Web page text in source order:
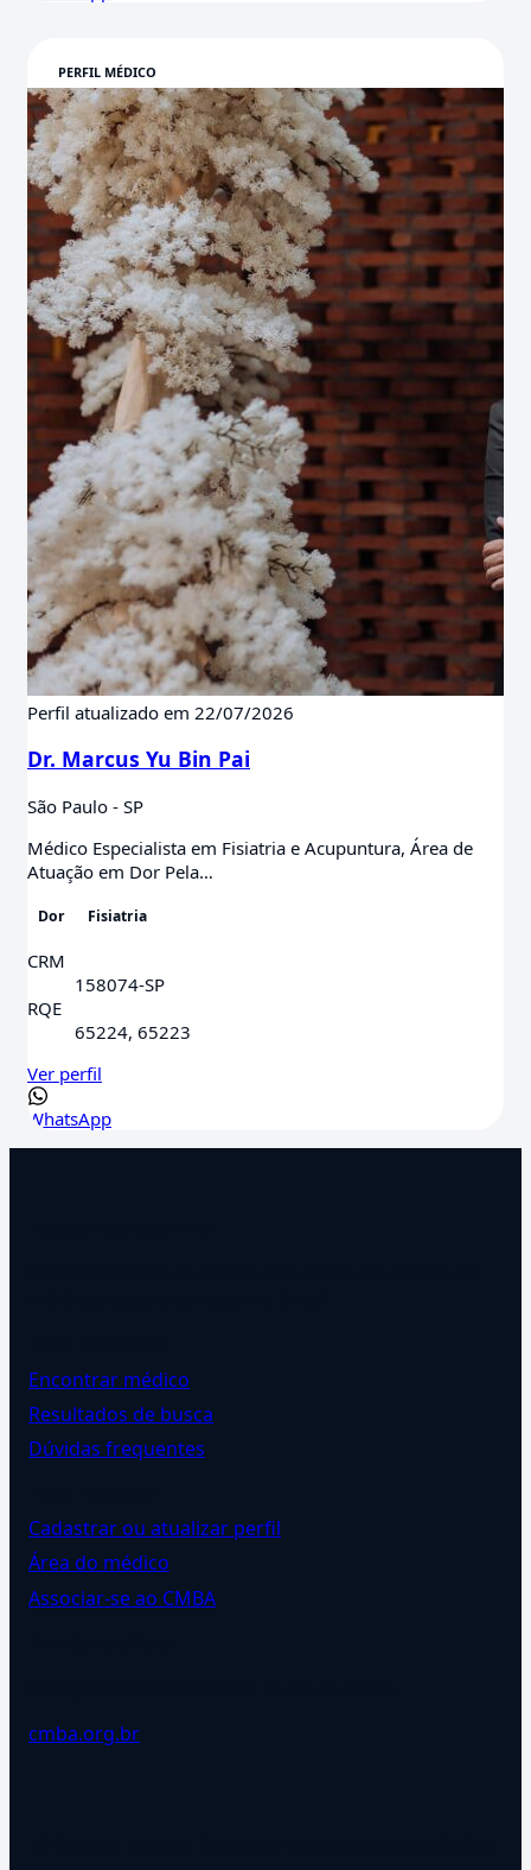
Perfil atualizado em 22/07/2026
Dr. Marcus Yu Bin Pai
São Paulo - SP
Médico Especialista em Fisiatria e Acupuntura, Área de
Atuação em Dor Pela…
Dor Fisiatria
CRM
158074-SP
RQE
65224, 65223
Ver perfil
WhatsApp
Encontrar médico
Resultados de busca
Dúvidas frequentes
Cadastrar ou atualizar perfil
Área do médico
Associar-se ao CMBA
cmba.org.br